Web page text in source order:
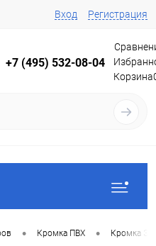
Вход Регистрация
+7 (495) 532-08-04
Корзина
• Кромка ПВХ • Кромка